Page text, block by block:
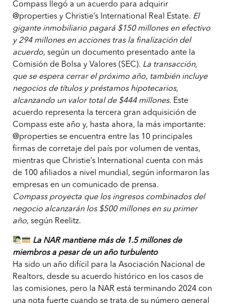
Compass llegó a un acuerdo para adquirir
@properties y Christie’s International Real Estate. El
gigante inmobiliario pagará $150 millones en efectivo
y 294 millones en acciones tras la finalización del
acuerdo, según un documento presentado ante la
Comisión de Bolsa y Valores (SEC). La transacción,
que se espera cerrar el próximo año, también incluye
negocios de títulos y préstamos hipotecarios,
alcanzando un valor total de $444 millones. Este
acuerdo representa la tercera gran adquisición de
Compass este año y, hasta ahora, la más importante:
@properties se encuentra entre las 10 principales
firmas de corretaje del país por volumen de ventas,
mientras que Christie’s International cuenta con más
de 100 afiliados a nivel mundial, según informaron las
empresas en un comunicado de prensa.
Compass proyecta que los ingresos combinados del
negocio alcanzarán los $500 millones en su primer
año, según Reelitz.
La NAR mantiene más de 1.5 millones de
miembros a pesar de un año turbulento
Ha sido un año difícil para la Asociación Nacional de
Realtors, desde su acuerdo histórico en los casos de
las comisiones, pero la NAR está terminando 2024 con
una nota fuerte cuando se trata de su número general